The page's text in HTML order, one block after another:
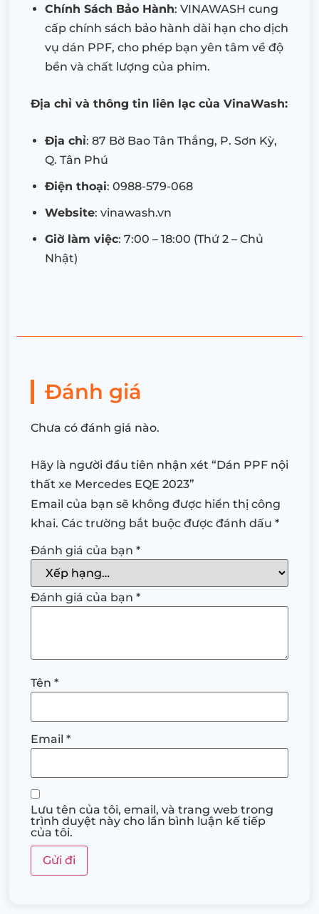
Chính Sách Bảo Hành: VINAWASH cung
cấp chính sách bảo hành dài hạn cho dịch
vụ dán PPF, cho phép bạn yên tâm về độ
bền và chất lượng của phim.
Địa chỉ và thông tin liên lạc của VinaWash:
Địa chỉ: 87 Bờ Bao Tân Thắng, P. Sơn Kỳ,
Q. Tân Phú
Điện thoại: 0988-579-068
Website: vinawash.vn
Giờ làm việc: 7:00 – 18:00 (Thứ 2 – Chủ
Nhật)
Đánh giá
Chưa có đánh giá nào.
Hãy là người đầu tiên nhận xét “Dán PPF nội
thất xe Mercedes EQE 2023”
Email của bạn sẽ không được hiển thị công
khai. Các trường bắt buộc được đánh dấu *
Đánh giá của bạn *
Đánh giá của bạn *
Tên *
Email *
Lưu tên của tôi, email, và trang web trong
trình duyệt này cho lần bình luận kế tiếp
của tôi.